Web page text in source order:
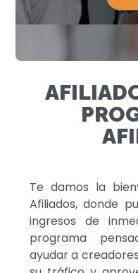
Te damos la
Afiliados, donde
ingresos de
programa
ayudar a